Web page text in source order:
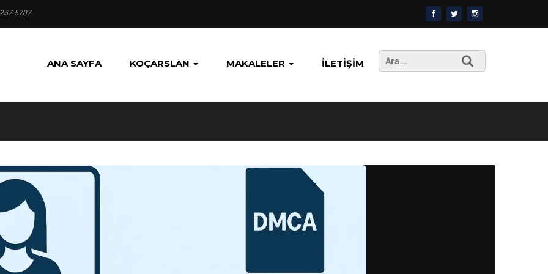
5707
ANA SAYFA KOÇARSLAN MAKALELER İLETIŞIM
Arama: